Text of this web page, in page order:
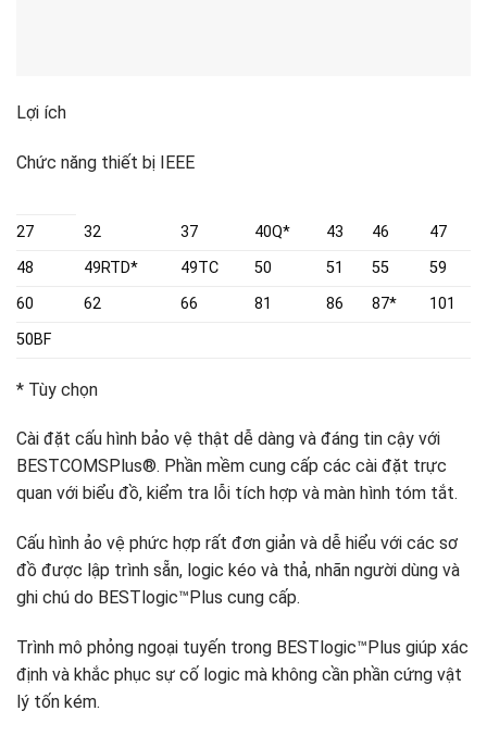
Lợi ích
Chức năng thiết bị IEEE
27 32 37 40Q* 43 46
47
48
49RTD* 49TC 50 51 55
59
60
62 66 81 86 87*
101
50BF
* Tùy chọn
Cài đặt cấu hình bảo vệ thật dễ dàng và đáng tin cậy với
BESTCOMSPlus®. Phần mềm cung cấp các cài đặt trực
quan với biểu đồ, kiểm tra lỗi tích hợp và màn hình tóm tắt.
Cấu hình ảo vệ phức hợp rất đơn giản và dễ hiểu với các sơ
đồ được lập trình sẵn, logic kéo và thả, nhãn người dùng và
ghi chú do BESTlogic™Plus cung cấp.
Trình mô phỏng ngoại tuyến trong BESTlogic™Plus giúp xác
định và khắc phục sự cố logic mà không cần phần cứng vật
lý tốn kém.